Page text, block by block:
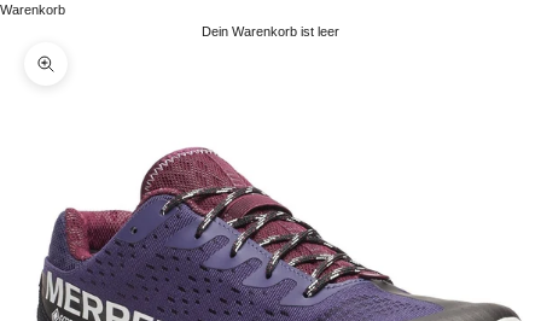
Warenkorb
Dein Warenkorb ist leer
Bild vergrößern